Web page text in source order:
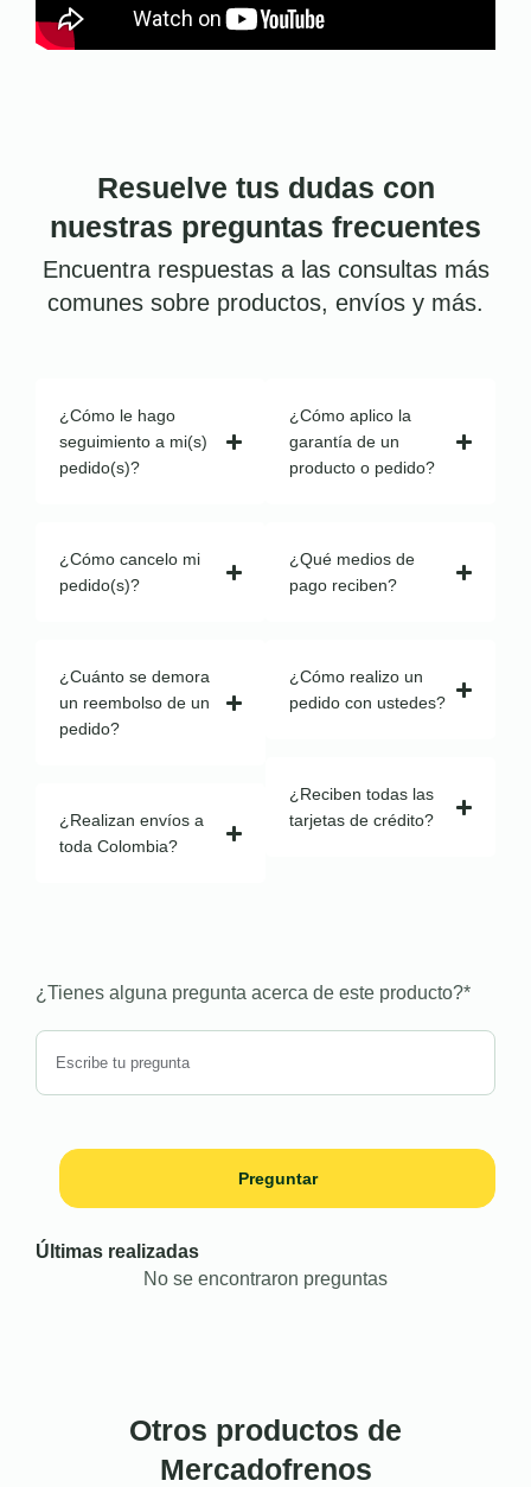
Resuelve tus dudas con
nuestras preguntas frecuentes
Encuentra respuestas a las consultas más
comunes sobre productos, envíos y más.
¿Cómo le hago
seguimiento a mi(s)
pedido(s)?
¿Cómo cancelo mi
pedido(s)?
¿Cuánto se demora
un reembolso de un
pedido?
¿Realizan envíos a
toda Colombia?
¿Cómo aplico la
garantía de un
producto o pedido?
¿Qué medios de
pago reciben?
¿Cómo realizo un
pedido con ustedes?
¿Reciben todas las
tarjetas de crédito?
¿Tienes alguna pregunta acerca de este producto?*
Preguntar
Últimas realizadas
No se encontraron preguntas
Otros productos de
Mercadofrenos